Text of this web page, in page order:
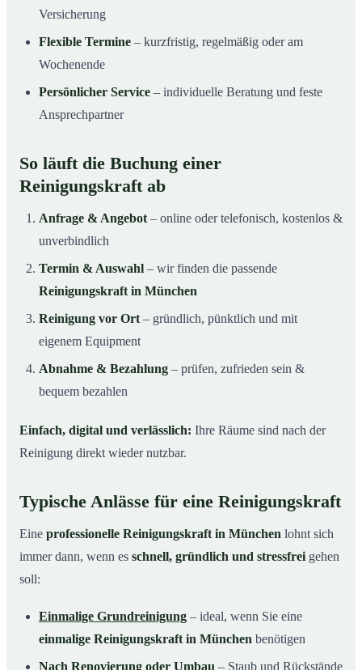
Versicherung
Flexible Termine – kurzfristig, regelmäßig oder am
Wochenende
Persönlicher Service – individuelle Beratung und feste
Ansprechpartner
So läuft die Buchung einer
Reinigungskraft ab
Anfrage & Angebot – online oder telefonisch, kostenlos &
unverbindlich
Termin & Auswahl – wir finden die passende
Reinigungskraft in München
Reinigung vor Ort – gründlich, pünktlich und mit
eigenem Equipment
Abnahme & Bezahlung – prüfen, zufrieden sein &
bequem bezahlen
Einfach, digital und verlässlich: Ihre Räume sind nach der
Reinigung direkt wieder nutzbar.
Typische Anlässe für eine Reinigungskraft
Eine professionelle Reinigungskraft in München lohnt sich
immer dann, wenn es schnell, gründlich und stressfrei gehen
soll:
Einmalige Grundreinigung – ideal, wenn Sie eine
einmalige Reinigungskraft in München benötigen
Nach Renovierung oder Umbau – Staub und Rückstände